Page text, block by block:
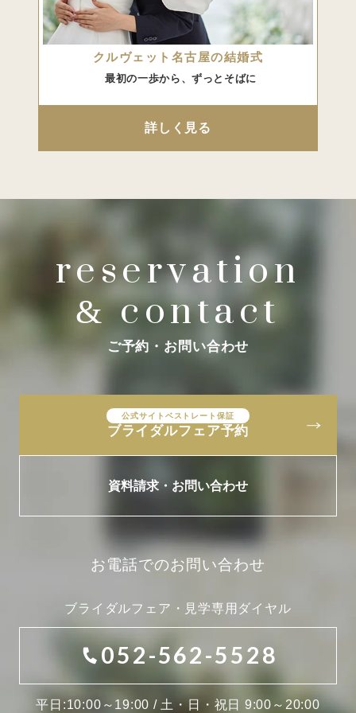
クルヴェット名古屋の結婚式
最初の一歩から、ずっとそばに
詳しく見る
reservation
&contact
ご予約・お問い合わせ
公式サイトベストレート保証
ブライダルフェア予約
資料請求・お問い合わせ
お電話でのお問い合わせ
ブライダルフェア・見学専用ダイヤル
052-562-5528
平日:10:00～19:00 / 土・日・祝日 9:00～20:00